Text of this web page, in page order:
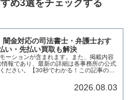
め3選をチェックする
闇金対応の司法書士・弁護士おす
い・先払い買取も解決
ーションが含まれます。また、掲載内容
報であり、最新の詳細は各事務所の公式
ださい。【30秒でわかる！この記事のま
2026.08.03